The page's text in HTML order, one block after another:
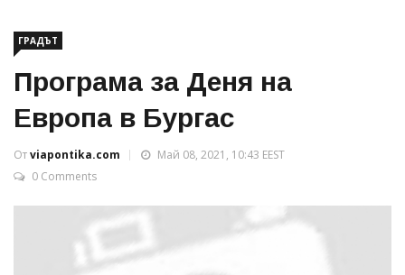
ГРАДЪТ
Програма за Деня на
Европа в Бургас
Отviapontika.com
Май 08, 2021, 10:43 EEST
0 Comments